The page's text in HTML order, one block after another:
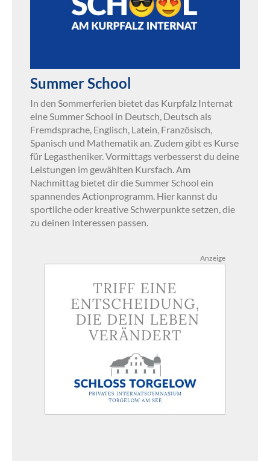
Summer School
In den Sommerferien bietet das Kurpfalz Internat
eine Summer School in Deutsch, Deutsch als
Fremdsprache, Englisch, Latein, Französisch,
Spanisch und Mathematik an. Zudem gibt es Kurse
für Legastheniker. Vormittags verbesserst du deine
Leistungen im gewählten Kursfach. Am
Nachmittag bietet dir die Summer School ein
spannendes Actionprogramm. Hier kannst du
sportliche oder kreative Schwerpunkte setzen, die
zu deinen Interessen passen.
Anzeige